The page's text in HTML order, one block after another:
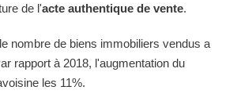
de l'acte authentique de vente.
nombre de biens immobiliers vendus a
rapport à 2018, l'augmentation du
les 11%.